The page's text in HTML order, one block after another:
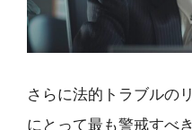
さらに法的トラブルの
にとって最も警戒すべ